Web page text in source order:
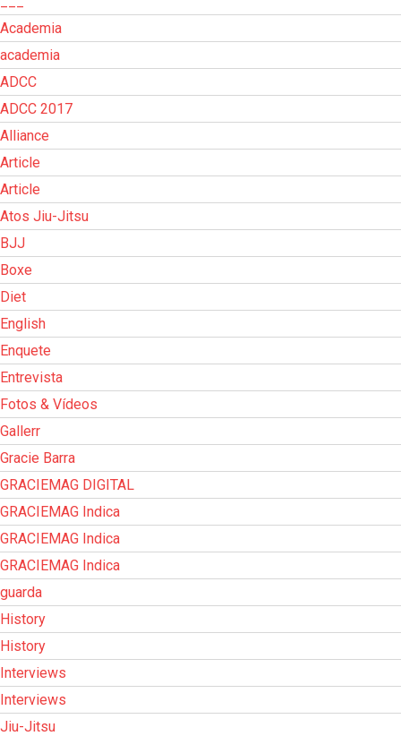
Academia
academia
ADCC
ADCC 2017
Alliance
Article
Article
Atos Jiu-Jitsu
BJJ
Boxe
Diet
English
Enquete
Entrevista
Fotos & Vídeos
Gallerr
Gracie Barra
GRACIEMAG DIGITAL
GRACIEMAG Indica
GRACIEMAG Indica
GRACIEMAG Indica
guarda
History
History
Interviews
Interviews
Jiu-Jitsu